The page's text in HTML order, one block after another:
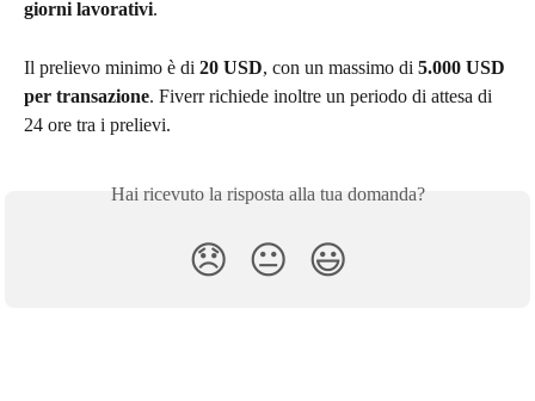
giorni lavorativi.
Il prelievo minimo è di 20 USD, con un massimo di 5.000 USD
per transazione. Fiverr richiede inoltre un periodo di attesa di
24 ore tra i prelievi.
Hai ricevuto la risposta alla tua domanda?
😞 😐 😃